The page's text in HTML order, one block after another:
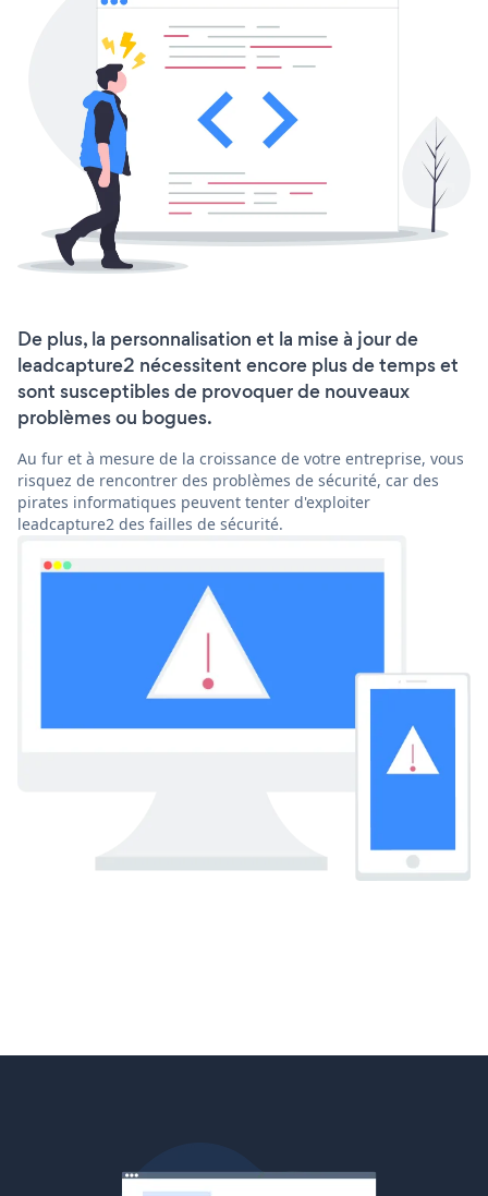
De plus, la personnalisation et la mise à jour de
leadcapture2 nécessitent encore plus de temps et
sont susceptibles de provoquer de nouveaux
problèmes ou bogues.
Au fur et à mesure de la croissance de votre entreprise, vous
risquez de rencontrer des problèmes de sécurité, car des
pirates informatiques peuvent tenter d'exploiter
leadcapture2 des failles de sécurité.